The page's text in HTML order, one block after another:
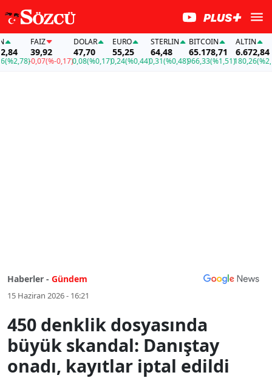
FAİZ
39,92
-0,07(%-0,17)
DOLAR
47,70
0,08(%0,17)
EURO
55,25
0,24(%0,44)
STERLIN
64,48
0,31(%0,48)
BITCOIN
65.178,71
966,33(%1,51)
ALTIN
6.672,84
180,26(%2,78)-
Haberler - Gündem
15 Haziran 2026 - 16:21
450 denklik dosyasında
büyük skandal: Danıştay
onadı, kayıtlar iptal edildi